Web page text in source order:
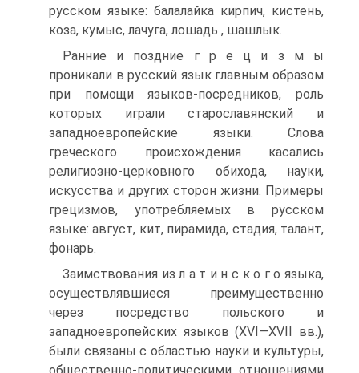
русском языке: балалайка кирпич, кистень,
коза, кумыс, лачуга, лошадь , шашлык.
Ранние и поздние г р е ц и з м ы
проникали в русский язык главным образом
при помощи языков-посредников, роль
которых играли старо­славянский и
западноевропейские языки. Слова
греческого происхождения касались
религиозно-церковного обихода, науки,
искусства и других сто­рон жизни. Примеры
грецизмов, употребляемых в русском
языке: август, кит, пирамида, стадия, талант,
фонарь.
Заимствования из л а т и н с к о г о языка,
осуществлявшиеся преиму­щественно
через посредство польского и
западноевропейских языков (XVI—XVII вв.),
были связаны с областью науки и культуры,